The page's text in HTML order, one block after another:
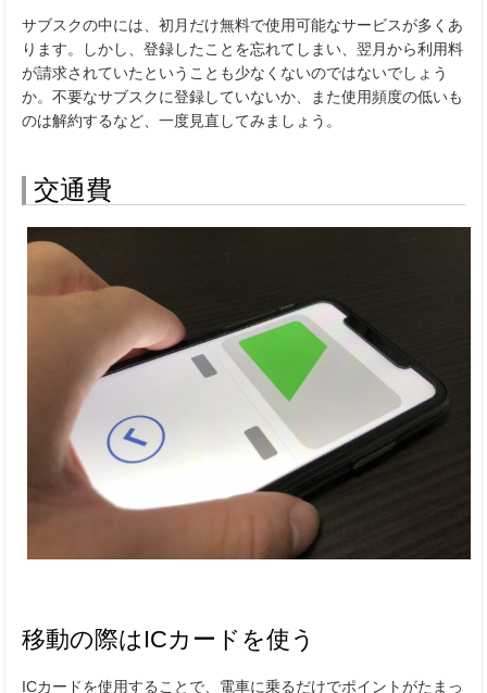
サブスクの中には、初月だけ無料で使用可能なサービスが多くあ
ります。しかし、登録したことを忘れてしまい、翌月から利用料
が請求されていたということも少なくないのではないでしょう
か。不要なサブスクに登録していないか、また使用頻度の低いも
のは解約するなど、一度見直してみましょう。
交通費
移動の際はICカードを使う
ICカードを使用することで、電車に乗るだけでポイントがたまっ